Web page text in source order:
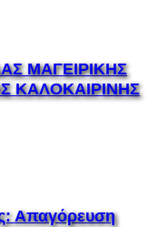
ΜΑΓΕΙΡΙΚΗΣ
ΚΑΛΟΚΑΙΡΙΝΗΣ
Απαγόρευση